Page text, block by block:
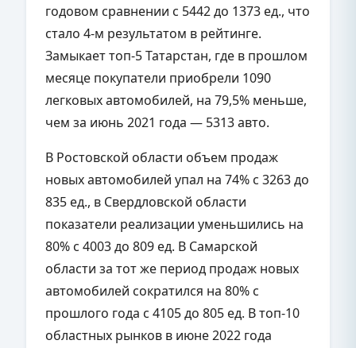
годовом сравнении с 5442 до 1373 ед., что
стало 4-м результатом в рейтинге.
Замыкает топ-5 Татарстан, где в прошлом
месяце покупатели приобрели 1090
легковых автомобилей, на 79,5% меньше,
чем за июнь 2021 года — 5313 авто.
В Ростовской области объем продаж
новых автомобилей упал на 74% с 3263 до
835 ед., в Свердловской области
показатели реализации уменьшились на
80% с 4003 до 809 ед. В Самарской
области за тот же период продаж новых
автомобилей сократился на 80% с
прошлого года с 4105 до 805 ед. В топ-10
областных рынков в июне 2022 года